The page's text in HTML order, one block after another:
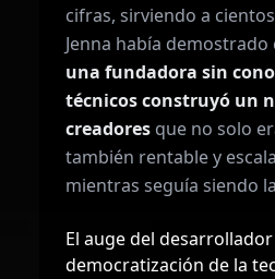
cifras, sirviendo a
Jenna había demostrado
una fundadora sin
técnicos construyó un
creadores que no solo
también rentable y
mientras seguía siendo
El auge del
democratización de la